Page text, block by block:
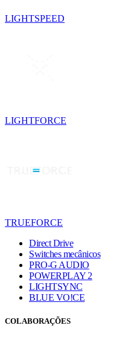
LIGHTSPEED
LIGHTFORCE
TRUEFORCE
Direct Drive
Switches mecânicos
PRO-G AUDIO
POWERPLAY 2
LIGHTSYNC
BLUE VO!CE
COLABORAÇÕES